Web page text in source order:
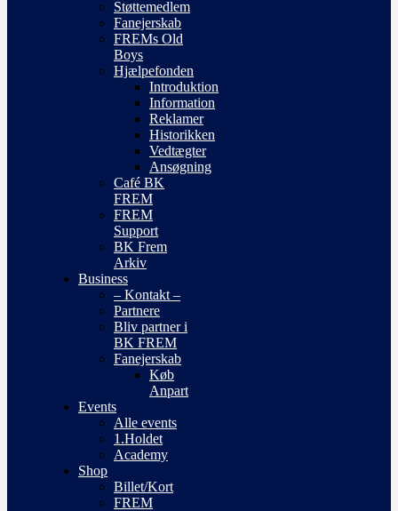
Støttemedlem
Fanejerskab
FREMs Old
Boys
Hjælpefonden
Introduktion
Information
Reklamer
Historikken
Vedtægter
Ansøgning
Café BK
FREM
FREM
Support
BK Frem
Arkiv
Business
– Kontakt –
Partnere
Bliv partner i
BK FREM
Fanejerskab
Køb
Anpart
Events
Alle events
1.Holdet
Academy
Shop
Billet/Kort
FREM